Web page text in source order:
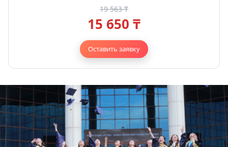
19 563 ₸
15 650 ₸
Оставить заявку